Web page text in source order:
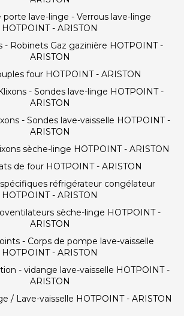
porte lave-linge - Verrous lave-linge
HOTPOINT - ARISTON
- Robinets Gaz gazinière HOTPOINT -
ARISTON
four HOTPOINT - ARISTON
- Sondes lave-linge HOTPOINT -
ARISTON
- Sondes lave-vaisselle HOTPOINT -
ARISTON
sèche-linge HOTPOINT - ARISTON
de four HOTPOINT - ARISTON
réfrigérateur congélateur
HOTPOINT - ARISTON
sèche-linge HOTPOINT -
ARISTON
- Corps de pompe lave-vaisselle
HOTPOINT - ARISTON
- vidange lave-vaisselle HOTPOINT -
ARISTON
/ Lave-vaisselle HOTPOINT - ARISTON